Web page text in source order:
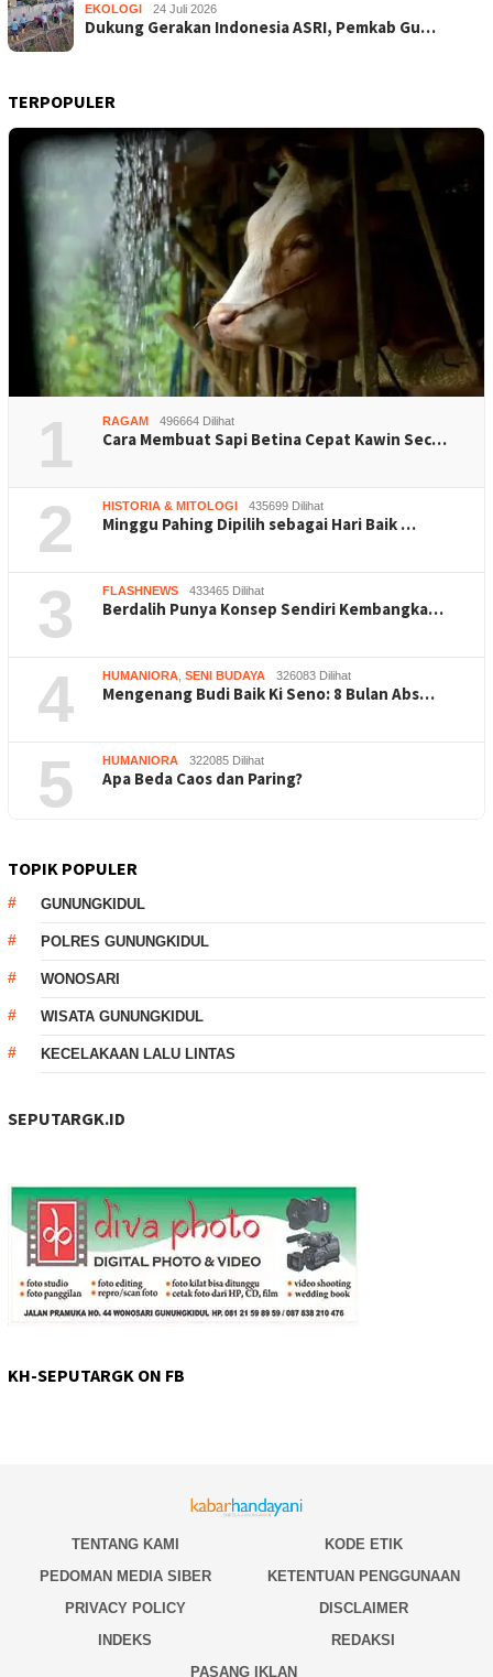
EKOLOGI 24 Juli 2026
Dukung Gerakan Indonesia ASRI, Pemkab Gu…
TERPOPULER
1 RAGAM 496664 Dilihat
Cara Membuat Sapi Betina Cepat Kawin Sec…
2 HISTORIA & MITOLOGI 435699 Dilihat
Minggu Pahing Dipilih sebagai Hari Baik …
3 FLASHNEWS 433465 Dilihat
Berdalih Punya Konsep Sendiri Kembangka…
4 HUMANIORA SENI BUDAYA 326083 Dilihat
Mengenang Budi Baik Ki Seno: 8 Bulan Abs…
5 HUMANIORA 322085 Dilihat
Apa Beda Caos dan Paring?
TOPIK POPULER
GUNUNGKIDUL
POLRES GUNUNGKIDUL
WONOSARI
WISATA GUNUNGKIDUL
KECELAKAAN LALU LINTAS
SEPUTARGK.ID
KH-SEPUTARGK ON FB
TENTANG KAMI
KODE ETIK
PEDOMAN MEDIA SIBER
KETENTUAN PENGGUNAAN
PRIVACY POLICY
DISCLAIMER
INDEKS
REDAKSI
PASANG IKLAN